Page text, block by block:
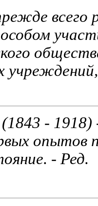
всего
- 1918)
опытов
- Ред.